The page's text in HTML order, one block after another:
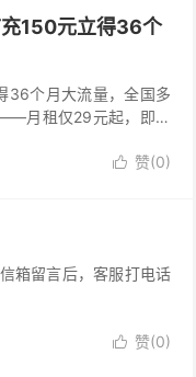
150元立得36个
36个月大流量，全国多
月租仅29元起，即可
 赞(0)
箱留言后，客服打电话
 赞(0)